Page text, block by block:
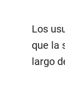
Los
que la
largo